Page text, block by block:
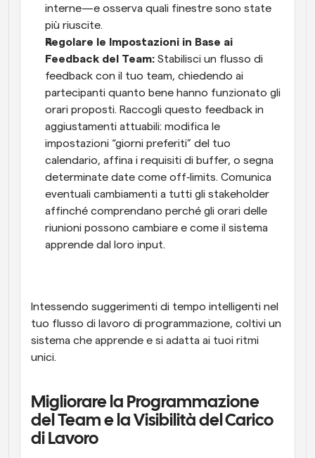
interne—e osserva quali finestre sono state
più riuscite.
Regolare le Impostazioni in Base ai
Feedback del Team: Stabilisci un flusso di
feedback con il tuo team, chiedendo ai
partecipanti quanto bene hanno funzionato gli
orari proposti. Raccogli questo feedback in
aggiustamenti attuabili: modifica le
impostazioni “giorni preferiti” del tuo
calendario, affina i requisiti di buffer, o segna
determinate date come off‑limits. Comunica
eventuali cambiamenti a tutti gli stakeholder
affinché comprendano perché gli orari delle
riunioni possono cambiare e come il sistema
apprende dal loro input.
Intessendo suggerimenti di tempo intelligenti nel
tuo flusso di lavoro di programmazione, coltivi un
sistema che apprende e si adatta ai tuoi ritmi
unici.
Migliorare la Programmazione
del Team e la Visibilità del Carico
di Lavoro